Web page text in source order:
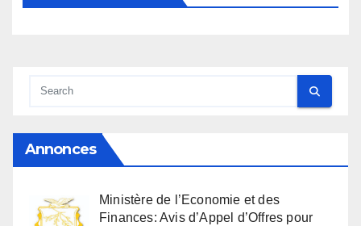
Annonces
Ministère de l’Economie et des
Finances: Avis d’Appel d’Offres pour